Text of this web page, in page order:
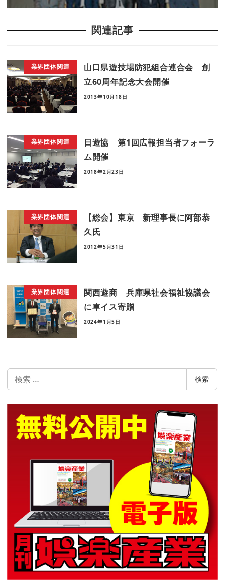
関連記事
業界団体関連
山口県遊技場防犯組合連合会 創
立60周年記念大会開催
2013年10月18日
業界団体関連
日遊協 第1回広報担当者フォーラ
ム開催
2018年2月23日
業界団体関連
【総会】東京 新理事長に阿部恭
久氏
2012年5月31日
業界団体関連
関西遊商 兵庫県社会福祉協議会
に車イス寄贈
2024年1月5日
索
検索